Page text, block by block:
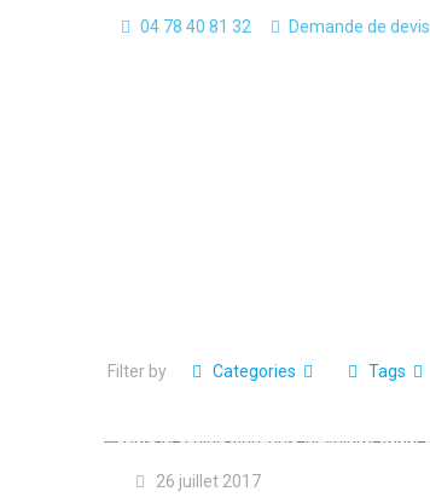
04 78 40 81 32 Demande de devis
Filter by Categories Tags
26 juillet 2017